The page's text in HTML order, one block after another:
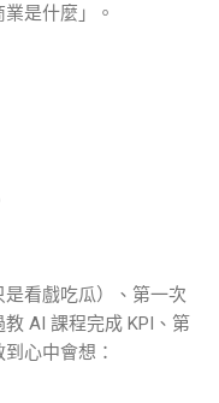
是什麼」。
看戲吃瓜）、第一次
AI 課程完成 KPI、第
心中會想：